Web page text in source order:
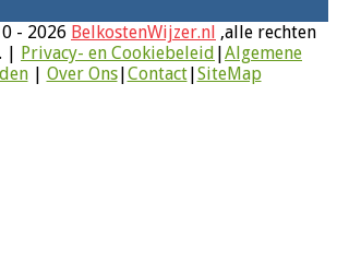
- 2026 BelkostenWijzer.nl ,alle rechten
| Privacy- en Cookiebeleid |Algemene
| Over Ons|Contact|SiteMap